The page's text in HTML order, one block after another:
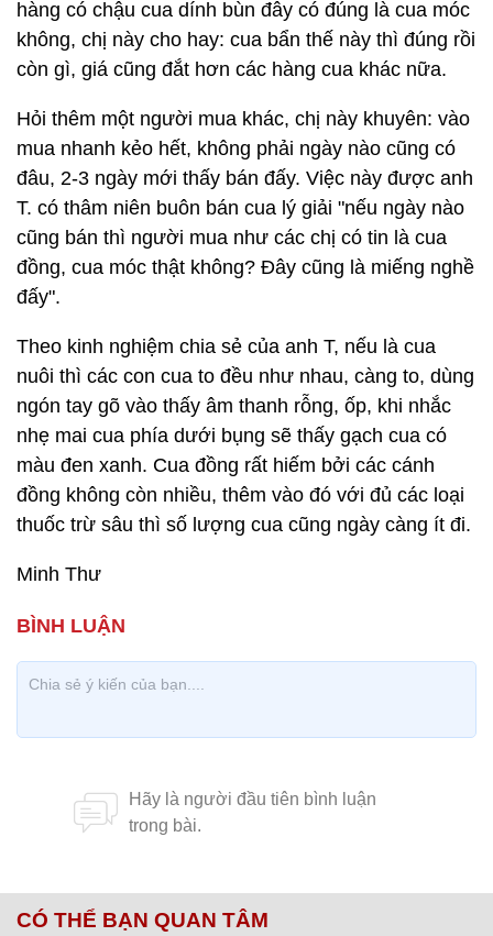
hàng có chậu cua dính bùn đây có đúng là cua móc
không, chị này cho hay: cua bẩn thế này thì đúng rồi
còn gì, giá cũng đắt hơn các hàng cua khác nữa.
Hỏi thêm một người mua khác, chị này khuyên: vào
mua nhanh kẻo hết, không phải ngày nào cũng có
đâu, 2-3 ngày mới thấy bán đấy. Việc này được anh
T. có thâm niên buôn bán cua lý giải "nếu ngày nào
cũng bán thì người mua như các chị có tin là cua
đồng, cua móc thật không? Đây cũng là miếng nghề
đấy".
Theo kinh nghiệm chia sẻ của anh T, nếu là cua
nuôi thì các con cua to đều như nhau, càng to, dùng
ngón tay gõ vào thấy âm thanh rỗng, ốp, khi nhắc
nhẹ mai cua phía dưới bụng sẽ thấy gạch cua có
màu đen xanh. Cua đồng rất hiếm bởi các cánh
đồng không còn nhiều, thêm vào đó với đủ các loại
thuốc trừ sâu thì số lượng cua cũng ngày càng ít đi.
Minh Thư
CÓ THỂ BẠN QUAN TÂM